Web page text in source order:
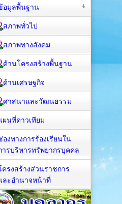
อมูลพื้นฐาน
สภาพทั่วไป
สภาพทางสังคม
ด้านโครงสร้างพื้นฐาน
ด้านเศรษฐกิจ
ศาสนาและวัฒนธรรม
ผนที่ดาวเทียม
องทางการร้องเรียนใน
ารบริหารทรัพยากรบุคคล
ครงสร้างส่วนราชการ
ละอำนาจหน้าที่